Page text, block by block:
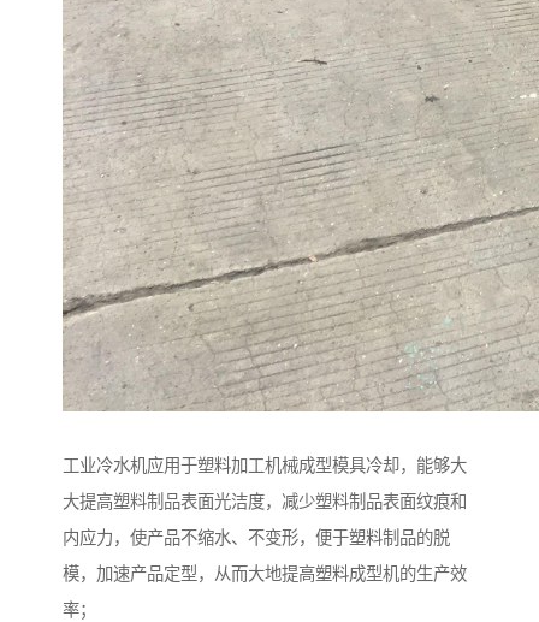
工业冷水机应用于塑料加工机械成型模具冷却，能够大
大提高塑料制品表面光洁度，减少塑料制品表面纹痕和
内应力，使产品不缩水、不变形，便于塑料制品的脱
模，加速产品定型，从而大地提高塑料成型机的生产效
率；